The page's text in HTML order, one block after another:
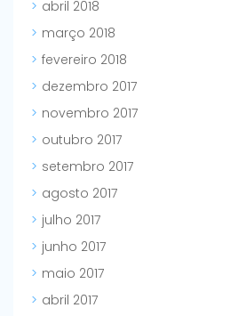
abril 2018
março 2018
fevereiro 2018
dezembro 2017
novembro 2017
outubro 2017
setembro 2017
agosto 2017
julho 2017
junho 2017
maio 2017
abril 2017